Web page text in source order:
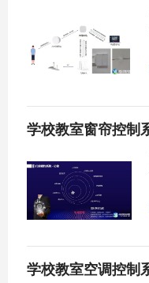
学校教室窗帘控制
学校教室空调控制